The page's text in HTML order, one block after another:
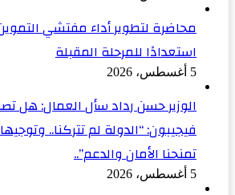
محاضرة لتطوير أداء مفتشي
استعدادًا للمرحلة المقبلة
5 أغسطس، 2026
الوزير حسن رداد سأل العمال: هل
فيجيبون: “الدولة لم تتركنا..
تمنحنا الأمان والدعم”..
5 أغسطس، 2026